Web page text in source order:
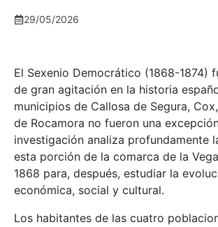
29/05/2026
El Sexenio Democrático (1868-1874)
de gran agitación en la historia
municipios de Callosa de Segura,
de Rocamora no fueron una
investigación analiza profundamente
esta porción de la comarca de la
1868 para, después, estudiar la
económica, social y cultural.
Los habitantes de las cuatro